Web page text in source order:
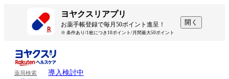
ヨヤクスリアプリ
お薬手帳登録で毎月50ポイント進呈！
※ 条件あり/1枚につき10ポイント/月間最大50ポイント
開く
薬局検索
導入検討中
処方せんを送って待ち時間を短く！
処方せんを送って待ち時間を短く！